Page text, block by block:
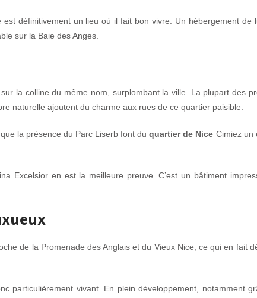
définitivement un lieu où il fait bon vivre. Un hébergement
sur la Baie des Anges.
la colline du même nom, surplombant la ville. La plupart des
naturelle ajoutent du charme aux rues de ce quartier paisible.
que la présence du Parc Liserb font duquartier de Nice Cimiez un
Excelsior en est la meilleure preuve. C’est un bâtiment
de la Promenade des Anglais et du Vieux Nice, ce qui en fait
particulièrement vivant. En plein développement, notamment